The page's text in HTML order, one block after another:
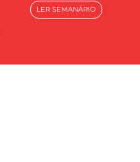
LER SEMANÁRIO